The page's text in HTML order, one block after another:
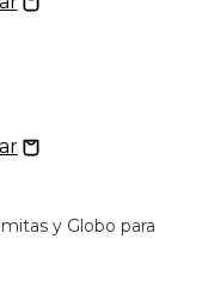
y Globo para